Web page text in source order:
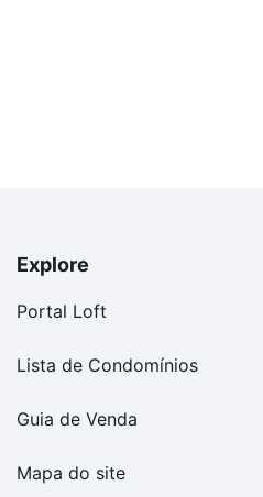
Explore
Portal Loft
Lista de Condomínios
Guia de Venda
Mapa do site